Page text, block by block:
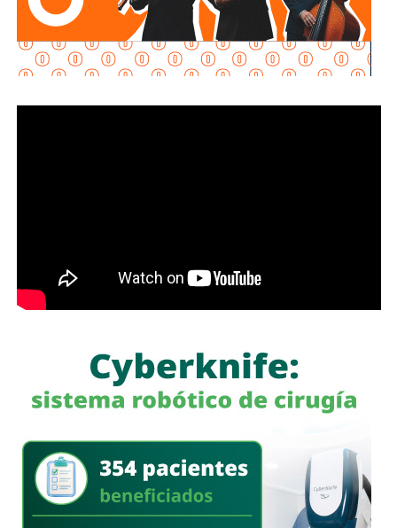
distribución.
potabilización y la continuidad del suministro de agua
potable.